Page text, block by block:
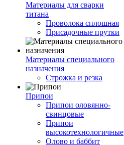
Материалы для сварки
титана
Проволока сплошная
Присадочные прутки
Материалы специального
назначения
Строжка и резка
Припои
Припои оловянно-
свинцовые
Припои
высокотехнологичные
Олово и баббит